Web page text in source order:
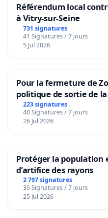
Référendum local
à Vitry-sur-Seine
731 signatures
41 Signatures / 7 jours
5 Jul 2026
Pour la fermeture de
politique de sortie de
223 signatures
40 Signatures / 7 jours
26 Jul 2026
Protéger la population
d’artifice des rayons
2 797 signatures
35 Signatures / 7 jours
25 Jul 2026